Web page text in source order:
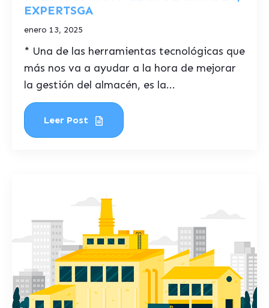
EXPERTSGA
enero 13, 2025
* Una de las herramientas tecnológicas que
más nos va a ayudar a la hora de mejorar
la gestión del almacén, es la...
Leer Post